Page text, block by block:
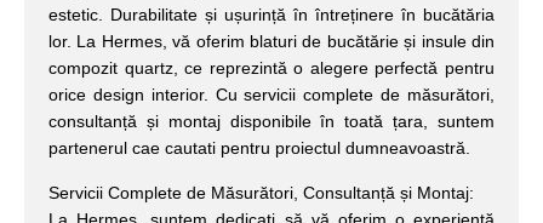
estetic. Durabilitate și ușurință în întreținere în bucătăria
lor. La Hermes, vă oferim blaturi de bucătărie și insule din
compozit quartz, ce reprezintă o alegere perfectă pentru
orice design interior. Cu servicii complete de măsurători,
consultanță și montaj disponibile în toată țara, suntem
partenerul cae cautati pentru proiectul dumneavoastră.
Servicii Complete de Măsurători, Consultanță și Montaj:
La Hermes, suntem dedicați să vă oferim o experiență